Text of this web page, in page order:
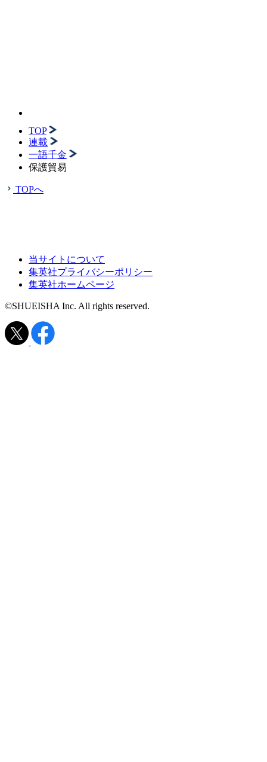
TOP
連載
一語千金
保護貿易
TOPへ
当サイトについて
集英社プライバシーポリシー
集英社ホームページ
©SHUEISHA Inc. All rights reserved.